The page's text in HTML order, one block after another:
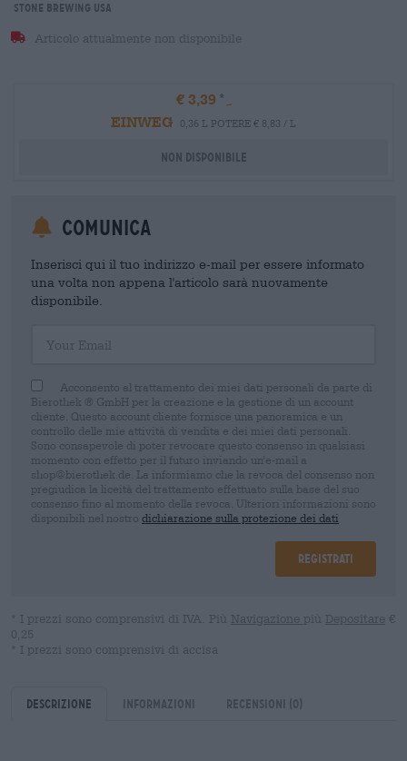
Stone Brewing USA
Articolo attualmente non disponibile
€ 3,39
EINWEG
0,36 L POTERE € 8,83 / L
Non disponibile
Comunica
Inserisci qui il tuo indirizzo e-mail per essere informato
una volta non appena l'articolo sarà nuovamente
disponibile.
Acconsento al trattamento dei miei dati personali da parte di
Bierothek ® GmbH per la creazione e la gestione di un account
cliente. Questo account cliente fornisce una panoramica e un
controllo delle mie attività di vendita e dei miei dati personali.
Sono consapevole di poter revocare questo consenso in qualsiasi
momento con effetto per il futuro inviando un'e-mail a
shop@bierothek.de. La informiamo che la revoca del consenso non
pregiudica la liceità del trattamento effettuato sulla base del suo
consenso fino al momento della revoca. Ulteriori informazioni sono
disponibili nel nostro dichiarazione sulla protezione dei dati
Registrati
* I prezzi sono comprensivi di IVA. Più Navigazione più Depositare €
0,25
* I prezzi sono comprensivi di accisa
Descrizione Informazioni Recensioni (0)